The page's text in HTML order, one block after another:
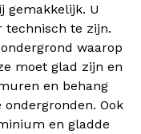
gemakkelijk. U
technisch te zijn.
waarop
moet glad zijn en
en behang
Ook
en gladde